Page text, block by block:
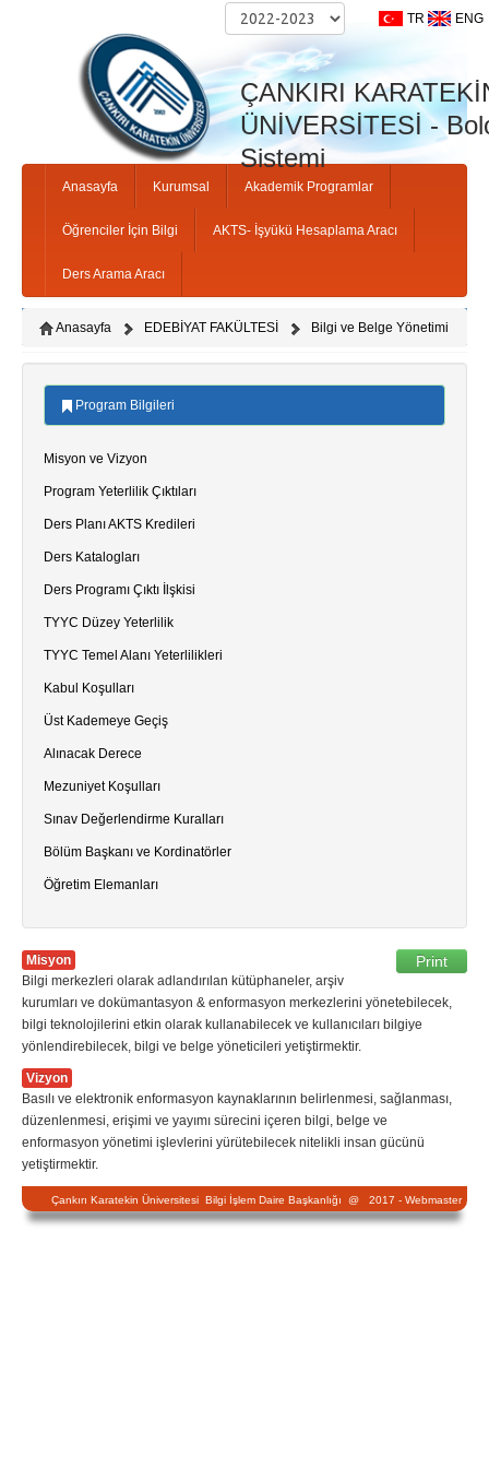
TR ENG
ÇANKIRI
ÜNİVERSİTESİ -
Sistemi
Anasayfa Kurumsal Akademik Programlar
Öğrenciler İçin Bilgi AKTS- İşyükü Hesaplama Aracı
Ders Arama Aracı
Anasayfa EDEBİYAT FAKÜLTESİ Bilgi ve Belge Yönetimi
Program Bilgileri
Misyon ve Vizyon
Program Yeterlilik Çıktıları
Ders Planı AKTS Kredileri
Ders Katalogları
Ders Programı Çıktı İlşkisi
TYYC Düzey Yeterlilik
TYYC Temel Alanı Yeterlilikleri
Kabul Koşulları
Üst Kademeye Geçiş
Alınacak Derece
Mezuniyet Koşulları
Sınav Değerlendirme Kuralları
Bölüm Başkanı ve Kordinatörler
Öğretim Elemanları
Print
Misyon
Bilgi merkezleri olarak adlandırılan kütüphaneler, arşiv
kurumları ve dokümantasyon & enformasyon merkezlerini yönetebilecek,
bilgi teknolojilerini etkin olarak kullanabilecek ve kullanıcıları bilgiye
yönlendirebilecek, bilgi ve belge yöneticileri yetiştirmektir.
Vizyon
Basılı ve elektronik enformasyon kaynaklarının belirlenmesi, sağlanması,
düzenlenmesi, erişimi ve yayımı sürecini içeren bilgi, belge ve
enformasyon yönetimi işlevlerini yürütebilecek nitelikli insan gücünü
yetiştirmektir.
Çankırı Karatekin Üniversitesi Bilgi İşlem Daire Başkanlığı @ 2017 - Webmaster